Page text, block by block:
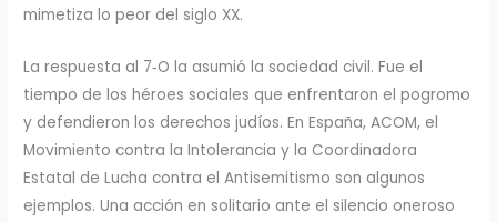
mimetiza lo peor del siglo XX.
La respuesta al 7‑O la asumió la sociedad civil. Fue el
tiempo de los héroes sociales que enfrentaron el pogromo
y defendieron los derechos judíos. En España, ACOM, el
Movimiento contra la Intolerancia y la Coordinadora
Estatal de Lucha contra el Antisemitismo son algunos
ejemplos. Una acción en solitario ante el silencio oneroso